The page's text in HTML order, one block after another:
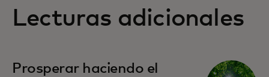
Lecturas adicionales
Prosperar haciendo el